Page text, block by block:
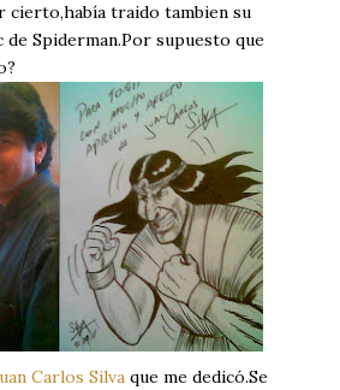
cierto,había traido tambien su
de Spiderman.Por supuesto que
Carlos Silva que me dedicó.Se